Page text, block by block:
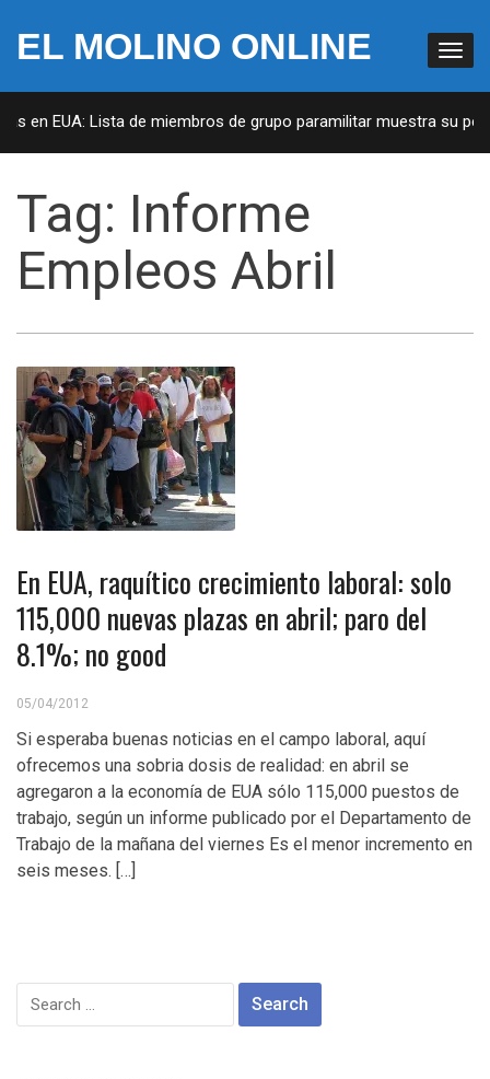
EL MOLINO ONLINE
en EUA: Lista de miembros de grupo paramilitar muestra su
Tag: Informe
Empleos Abril
En EUA, raquítico crecimiento laboral: solo
115,000 nuevas plazas en abril; paro del
8.1%; no good
05/04/2012
Si esperaba buenas noticias en el campo laboral, aquí
ofrecemos una sobria dosis de realidad: en abril se
agregaron a la economía de EUA sólo 115,000 puestos de
trabajo, según un informe publicado por el Departamento de
Trabajo de la mañana del viernes Es el menor incremento en
seis meses. […]
Search
for: